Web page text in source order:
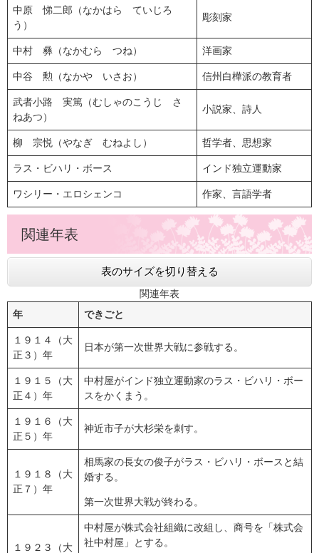
中原 悌二郎（なかはら ていじろ
う）
彫刻家
中村 彝（なかむら つね） 洋画家
中谷 勲（なかや いさお） 信州白樺派の教育者
武者小路 実篤（むしゃのこうじ さ
ねあつ）
小説家、詩人
柳 宗悦（やなぎ むねよし） 哲学者、思想家
ラス・ビハリ・ボース インド独立運動家
ワシリー・エロシェンコ 作家、言語学者
関連年表
表のサイズを切り替える
関連年表
年
できごと
１９１４（大
正３）年
日本が第一次世界大戦に参戦する。
１９１５（大
正４）年
中村屋がインド独立運動家のラス・ビハリ・ボー
スをかくまう。
１９１６（大
正５）年
神近市子が大杉栄を刺す。
１９１８（大
正７）年
相馬家の長女の俊子がラス・ビハリ・ボースと結
婚する。
第一次世界大戦が終わる。
１９２３（大
中村屋が株式会社組織に改組し、商号を「株式会
社中村屋」とする。